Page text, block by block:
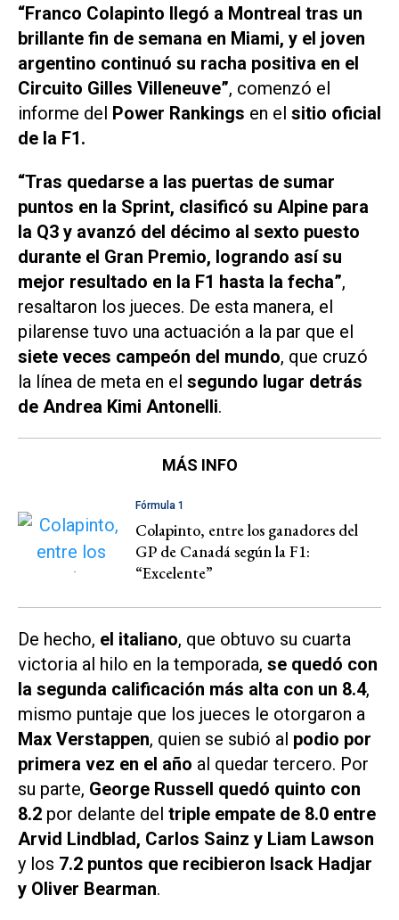
“Franco Colapinto llegó a Montreal tras un
brillante fin de semana en Miami, y el joven
argentino continuó su racha positiva en el
Circuito Gilles Villeneuve”, comenzó el
informe del Power Rankings en el sitio oficial
de la F1.
“Tras quedarse a las puertas de sumar
puntos en la Sprint, clasificó su Alpine para
la Q3 y avanzó del décimo al sexto puesto
durante el Gran Premio, logrando así su
mejor resultado en la F1 hasta la fecha”,
resaltaron los jueces. De esta manera, el
pilarense tuvo una actuación a la par que el
siete veces campeón del mundo, que cruzó
la línea de meta en el segundo lugar detrás
de Andrea Kimi Antonelli.
MÁS INFO
Fórmula 1
Colapinto, entre los ganadores del
GP de Canadá según la F1:
“Excelente”
De hecho, el italiano, que obtuvo su cuarta
victoria al hilo en la temporada, se quedó con
la segunda calificación más alta con un 8.4,
mismo puntaje que los jueces le otorgaron a
Max Verstappen, quien se subió al podio por
primera vez en el año al quedar tercero. Por
su parte, George Russell quedó quinto con
8.2 por delante del triple empate de 8.0 entre
Arvid Lindblad, Carlos Sainz y Liam Lawson
y los 7.2 puntos que recibieron Isack Hadjar
y Oliver Bearman.